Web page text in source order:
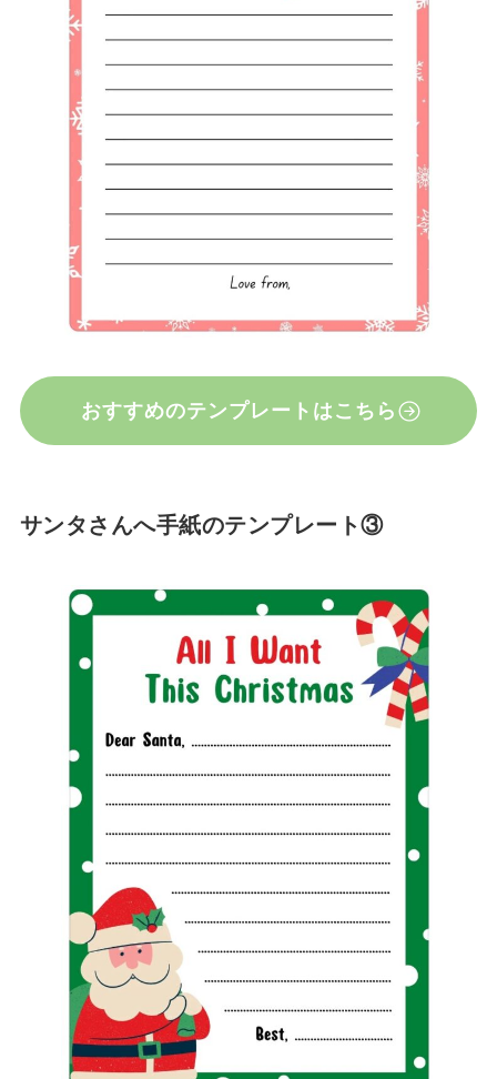
おすすめのテンプレートはこちら
サンタさんへ手紙のテンプレート③